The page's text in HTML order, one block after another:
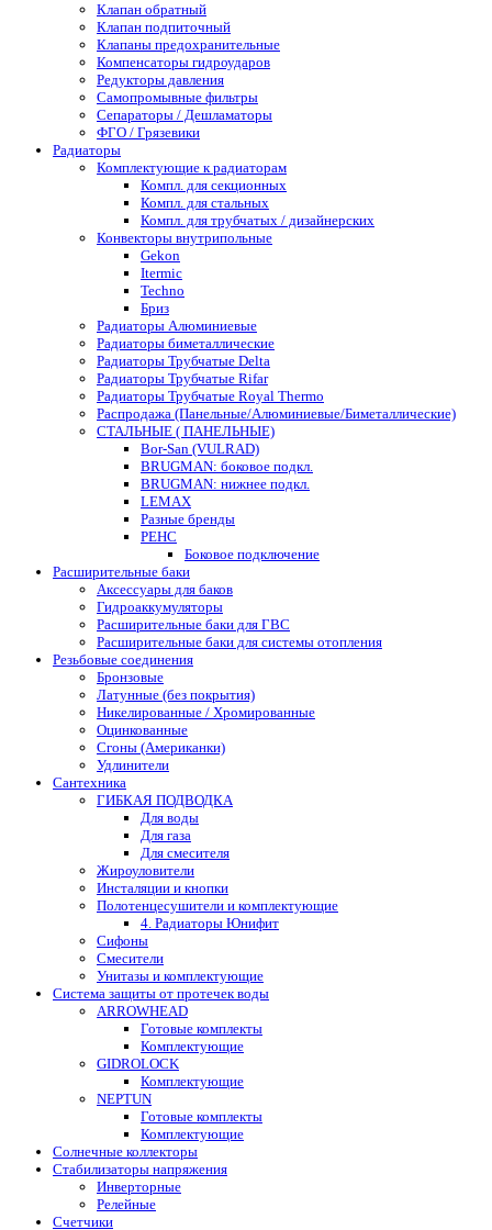
Клапан обратный
Клапан подпиточный
Клапаны предохранительные
Компенсаторы гидроударов
Редукторы давления
Самопромывные фильтры
Сепараторы / Дешламаторы
ФГО / Грязевики
Радиаторы
Комплектующие к радиаторам
Компл. для секционных
Компл. для стальных
Компл. для трубчатых / дизайнерских
Конвекторы внутрипольные
Gekon
Itermic
Techno
Бриз
Радиаторы Алюминиевые
Радиаторы биметаллические
Радиаторы Трубчатые Delta
Радиаторы Трубчатые Rifar
Радиаторы Трубчатые Royal Thermo
Распродажа (Панельные/Алюминиевые/Биметаллические)
СТАЛЬНЫЕ ( ПАНЕЛЬНЫЕ)
Bor-San (VULRAD)
BRUGMAN: боковое подкл.
BRUGMAN: нижнее подкл.
LEMAX
Разные бренды
РЕНС
Боковое подключение
Расширительные баки
Аксессуары для баков
Гидроаккумуляторы
Расширительные баки для ГВС
Расширительные баки для системы отопления
Резьбовые соединения
Бронзовые
Латунные (без покрытия)
Никелированные / Хромированные
Оцинкованные
Сгоны (Американки)
Удлинители
Сантехника
ГИБКАЯ ПОДВОДКА
Для воды
Для газа
Для смесителя
Жироуловители
Инсталяции и кнопки
Полотенцесушители и комплектующие
4. Радиаторы Юнифит
Сифоны
Смесители
Унитазы и комплектующие
Система защиты от протечек воды
ARROWHEAD
Готовые комплекты
Комплектующие
GIDROLOCK
Комплектующие
NEPTUN
Готовые комплекты
Комплектующие
Солнечные коллекторы
Стабилизаторы напряжения
Инверторные
Релейные
Счетчики